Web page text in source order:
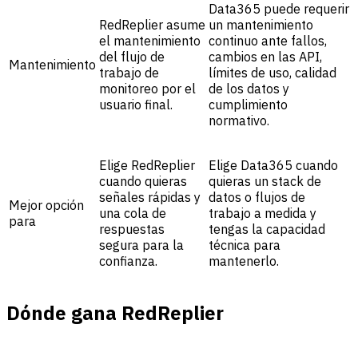
Mantenimiento
RedReplier asume
el mantenimiento
del flujo de
trabajo de
monitoreo por el
usuario final.
Data365 puede requerir
un mantenimiento
continuo ante fallos,
cambios en las API,
límites de uso, calidad
de los datos y
cumplimiento
normativo.
Mejor opción
para
Elige RedReplier
cuando quieras
señales rápidas y
una cola de
respuestas
segura para la
confianza.
Elige Data365 cuando
quieras un stack de
datos o flujos de
trabajo a medida y
tengas la capacidad
técnica para
mantenerlo.
Dónde gana RedReplier